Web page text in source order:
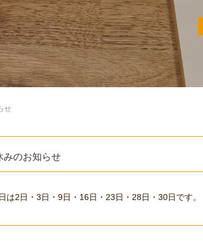
せ
みのお知らせ
は2日・3日・9日・16日・23日・28日・30日です。